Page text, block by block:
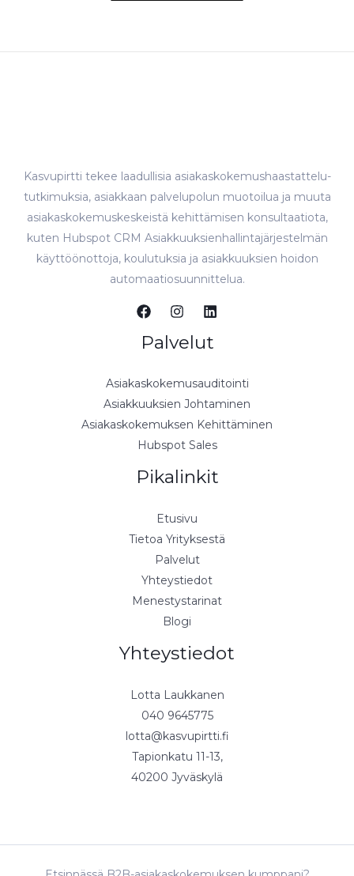
Kasvupirtti tekee laadullisia asiakaskokemushaastattelu-
tutkimuksia, asiakkaan palvelupolun muotoilua ja muuta
asiakaskokemuskeskeistä kehittämisen konsultaatiota,
kuten Hubspot CRM Asiakkuuksienhallintajärjestelmän
käyttöönottoja, koulutuksia ja asiakkuuksien hoidon
automaatiosuunnittelua.
Palvelut
Asiakaskokemusauditointi
Asiakkuuksien Johtaminen
Asiakaskokemuksen Kehittäminen
Hubspot Sales
Pikalinkit
Etusivu
Tietoa Yrityksestä
Palvelut
Yhteystiedot
Menestystarinat
Blogi
Yhteystiedot
Lotta Laukkanen
040 9645775
lotta@kasvupirtti.fi
Tapionkatu 11-13,
40200 Jyväskylä